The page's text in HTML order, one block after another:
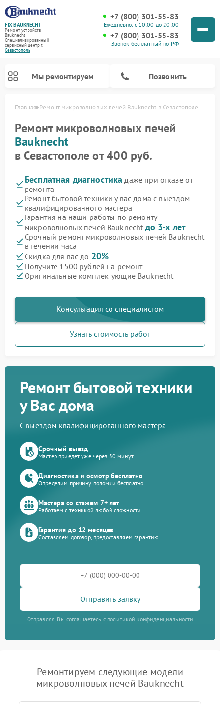
FIX-BAUKNECHT
Ремонт устройств
Bauknecht
Специализированный
cервисный центр г.
Севастополь
+7 (800) 301-55-83
Ежедневно, с 10:00 до 20:00
+7 (800) 301-55-83
Звонок бесплатный по РФ
Мы ремонтируем Позвонить
Главная Ремонт микроволновых печей Bauknecht в Севастополе
Ремонт микроволновых печей
Bauknecht
в Севастополе от 400 руб.
Бесплатная диагностика даже при отказе от
ремонта
Ремонт бытовой техники у вас дома с выездом
квалифицированного мастера
Гарантия на наши работы по ремонту
микроволновых печей Bauknecht до 3-х лет
Срочный ремонт микроволновых печей Bauknecht
в течении часа
Скидка для вас до 20%
Получите 1500 рублей на ремонт
Оригинальные комплектующие Bauknecht
Консультация со специалистом
Узнать стоимость работ
Ремонт бытовой техники
у Вас дома
С выездом квалифицированного мастера
Срочный выезд
Мастер приедет уже через 30 минут
Диагностика и осмотр бесплатно
Определим причину поломки бесплатно
Мастера со стажем 7+ лет
Работаем с техникой любой сложности
Гарантия до 12 месяцев
Составляем договор, предоставляем гарантию
Отправить заявку
Отправляя, Вы соглашаетесь с политикой конфиденциальности
Ремонтируем следующие модели
микроволновых печей Bauknecht